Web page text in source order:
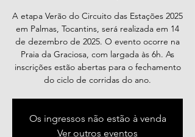
A etapa Verão do Circuito das Estações 2025
em Palmas, Tocantins, será realizada em 14
de dezembro de 2025. O evento ocorre na
Praia da Graciosa, com largada às 6h. As
inscrições estão abertas para o fechamento
do ciclo de corridas do ano.
Os ingressos não estão à venda
Ver outros eventos